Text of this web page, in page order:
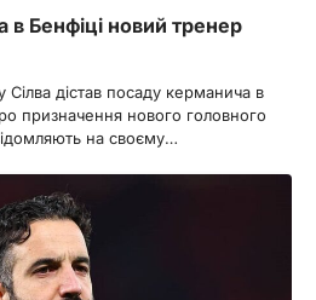
в Бенфіці новий тренер
дістав посаду керманича в
призначення нового головного
на своєму…